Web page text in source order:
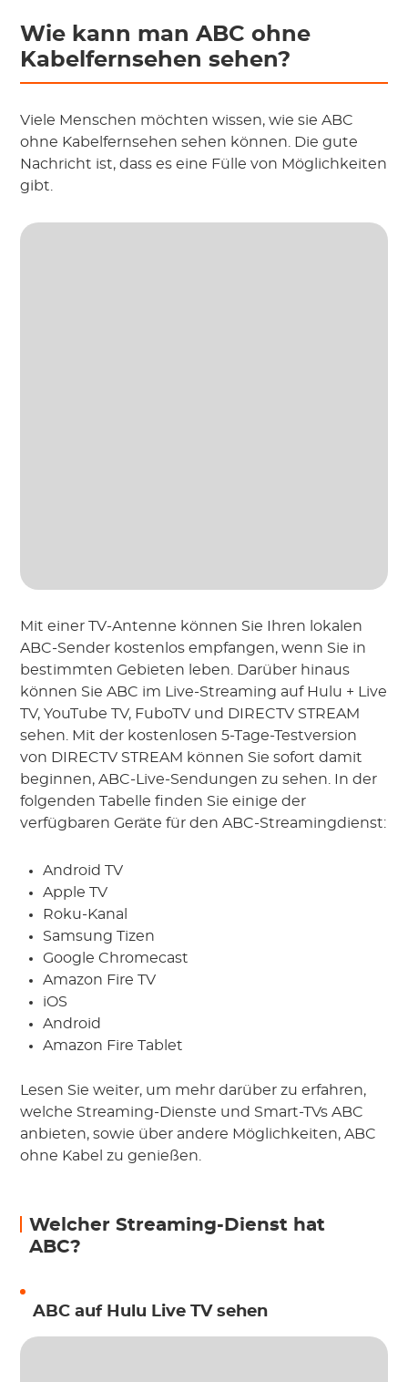
Wie kann man ABC ohne
Kabelfernsehen sehen?
Viele Menschen möchten wissen, wie sie ABC
ohne Kabelfernsehen sehen können. Die gute
Nachricht ist, dass es eine Fülle von Möglichkeiten
gibt.
Mit einer TV-Antenne können Sie Ihren lokalen
ABC-Sender kostenlos empfangen, wenn Sie in
bestimmten Gebieten leben. Darüber hinaus
können Sie ABC im Live-Streaming auf Hulu + Live
TV, YouTube TV, FuboTV und DIRECTV STREAM
sehen. Mit der kostenlosen 5-Tage-Testversion
von DIRECTV STREAM können Sie sofort damit
beginnen, ABC-Live-Sendungen zu sehen. In der
folgenden Tabelle finden Sie einige der
verfügbaren Geräte für den ABC-Streamingdienst:
Android TV
Apple TV
Roku-Kanal
Samsung Tizen
Google Chromecast
Amazon Fire TV
iOS
Android
Amazon Fire Tablet
Lesen Sie weiter, um mehr darüber zu erfahren,
welche Streaming-Dienste und Smart-TVs ABC
anbieten, sowie über andere Möglichkeiten, ABC
ohne Kabel zu genießen.
Welcher Streaming-Dienst hat
ABC?
ABC auf Hulu Live TV sehen